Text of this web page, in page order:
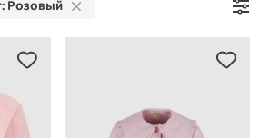
Розовый